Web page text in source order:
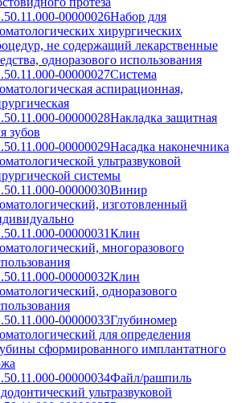
00000026Набор для
хирургических
не содержащий лекарственные
одноразового использования
00000027Система
аспирационная,
00000028Накладка защитная
зубов
00000029Насадка наконечника
ультразвуковой
системы
00000030Винир
изготовленный
00000031Клин
многоразового
00000032Клин
одноразового
00000033Глубиномер
для определения
сформированного имплантатного
00000034Файл/рашпиль
ультразвуковой